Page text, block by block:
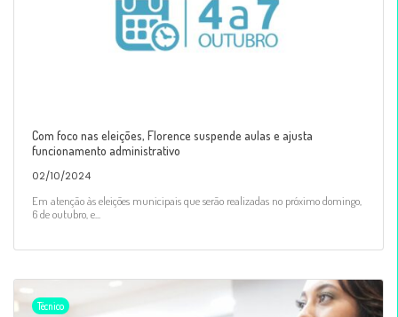
Com foco nas eleições, Florence suspende aulas e ajusta
funcionamento administrativo
02/10/2024
Em atenção às eleições municipais que serão realizadas no próximo domingo,
6 de outubro, e...
Técnico